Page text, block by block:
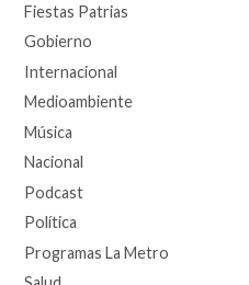
Fiestas Patrias
Gobierno
Internacional
Medioambiente
Música
Nacional
Podcast
Política
Programas La Metro